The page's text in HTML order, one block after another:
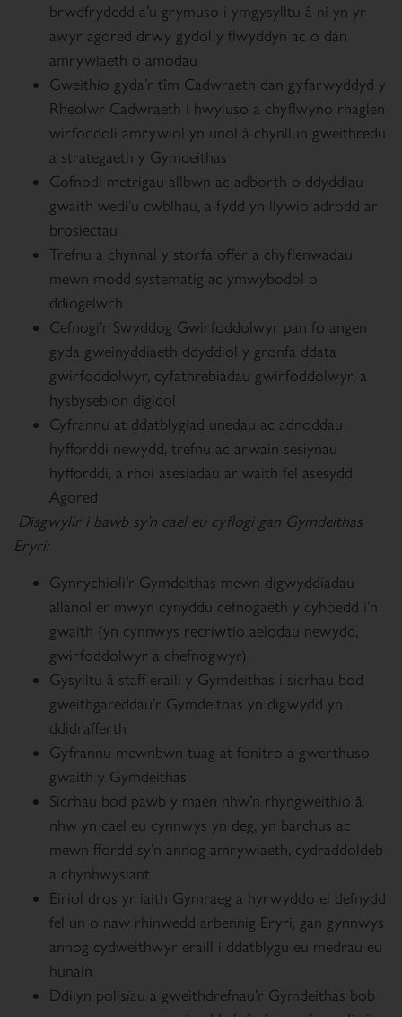
brwdfrydedd a’u grymuso i ymgysylltu â ni yn yr
awyr agored drwy gydol y flwyddyn ac o dan
amrywiaeth o amodau
Gweithio gyda’r tîm Cadwraeth dan gyfarwyddyd y
Rheolwr Cadwraeth i hwyluso a chyflwyno rhaglen
wirfoddoli amrywiol yn unol â chynllun gweithredu
a strategaeth y Gymdeithas
Cofnodi metrigau allbwn ac adborth o ddyddiau
gwaith wedi’u cwblhau, a fydd yn llywio adrodd ar
brosiectau
Trefnu a chynnal y storfa offer a chyflenwadau
mewn modd systematig ac ymwybodol o
ddiogelwch
Cefnogi’r Swyddog Gwirfoddolwyr pan fo angen
gyda gweinyddiaeth ddyddiol y gronfa ddata
gwirfoddolwyr, cyfathrebiadau gwirfoddolwyr, a
hysbysebion digidol
Cyfrannu at ddatblygiad unedau ac adnoddau
hyfforddi newydd, trefnu ac arwain sesiynau
hyfforddi, a rhoi asesiadau ar waith fel asesydd
Agored
Disgwylir i bawb sy’n cael eu cyflogi gan Gymdeithas
Eryri:
Gynrychioli’r Gymdeithas mewn digwyddiadau
allanol er mwyn cynyddu cefnogaeth y cyhoedd i’n
gwaith (yn cynnwys recriwtio aelodau newydd,
gwirfoddolwyr a chefnogwyr)
Gysylltu â staff eraill y Gymdeithas i sicrhau bod
gweithgareddau’r Gymdeithas yn digwydd yn
ddidrafferth
Gyfrannu mewnbwn tuag at fonitro a gwerthuso
gwaith y Gymdeithas
Sicrhau bod pawb y maen nhw’n rhyngweithio â
nhw yn cael eu cynnwys yn deg, yn barchus ac
mewn ffordd sy’n annog amrywiaeth, cydraddoldeb
a chynhwysiant
Eiriol dros yr iaith Gymraeg a hyrwyddo ei defnydd
fel un o naw rhinwedd arbennig Eryri, gan gynnwys
annog cydweithwyr eraill i ddatblygu eu medrau eu
hunain
Ddilyn polisïau a gweithdrefnau’r Gymdeithas bob